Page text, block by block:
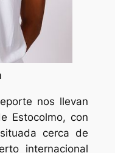
nos llevan
Estocolmo, con
cerca de
internacional